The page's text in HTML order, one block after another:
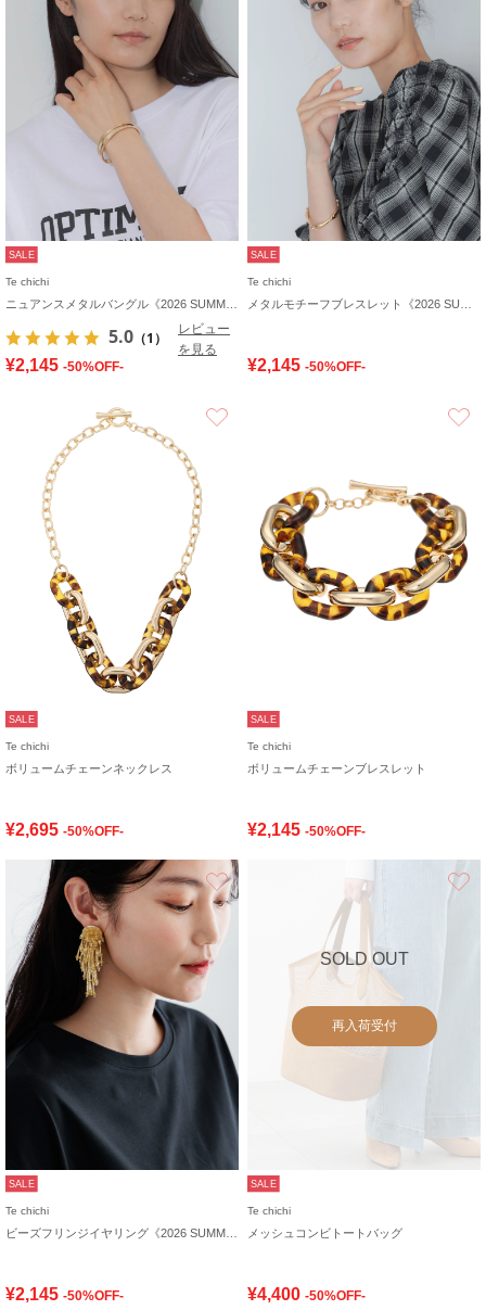
SALE
Te chichi
5.0 （1）
レビュー
を見る
¥2,145 -50%OFF-
SALE
Te chichi
¥2,145 -50%OFF-
SALE
Te chichi
ボリュームチェーンネックレス
¥2,695 -50%OFF-
SALE
Te chichi
ボリュームチェーンブレスレット
¥2,145 -50%OFF-
お気に入り
SALE
Te chichi
¥2,145 -50%OFF-
SOLD OUT
再入荷受付
SALE
Te chichi
メッシュコンビトートバッグ
¥4,400 -50%OFF-